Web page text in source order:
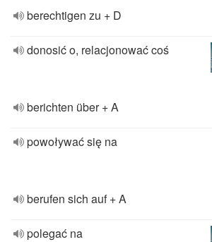
berechtigen zu + D
donosić o, relacjonować coś
berichten über + A
powoływać się na
berufen sich auf + A
polegać na